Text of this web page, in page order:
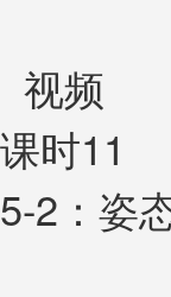
视频
课时11
5-2：姿